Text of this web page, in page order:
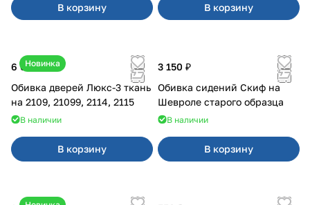
В корзину В корзину
Новинка
6 000 ₽
Обивка дверей Люкс-3 ткань
на 2109, 21099, 2114, 2115
В наличии
В корзину
3 150 ₽
Обивка сидений Скиф на
Шевроле старого образца
В наличии
В корзину